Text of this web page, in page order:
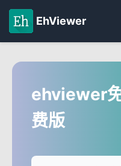
EhViewer
ehviewer
费版